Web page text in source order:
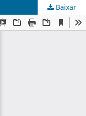
Baixar